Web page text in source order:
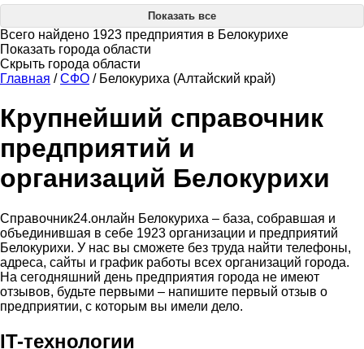
Показать все
Всего найдено 1923 предприятия в Белокурихе
Показать города области
Скрыть города области
Главная / СФО / Белокуриха (Алтайский край)
Крупнейший справочник
предприятий и
организаций Белокурихи
Справочник24.онлайн Белокуриха – база, собравшая и
объединившая в себе 1923 организации и предприятий
Белокурихи. У нас вы сможете без труда найти телефоны,
адреса, сайты и график работы всех организаций города.
На сегодняшний день предприятия города не имеют
отзывов, будьте первыми – напишите первый отзыв о
предприятии, с которым вы имели дело.
IT-технологии